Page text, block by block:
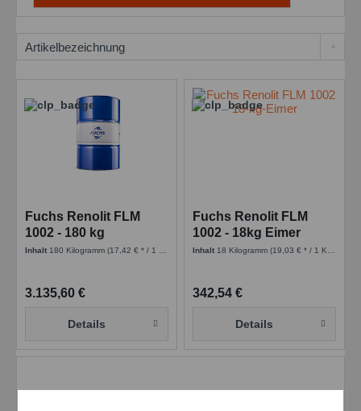
Fuchs Renolit FLM
1002 - 180 kg
Inhalt 180 Kilogramm(17,42 € * / 1 Kilogramm)
3.135,60 €
Details
Fuchs Renolit FLM
1002 - 18kg Eimer
Inhalt 18 Kilogramm(19,03 € * / 1 Kilogramm)
342,54 €
Details
Spezifikationen RENOLIT FLM 1002: